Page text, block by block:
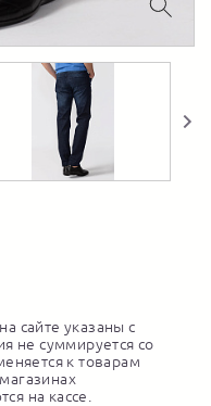
сайте указаны с
не суммируется со
к товарам
на кассе.